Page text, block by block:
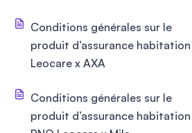
Conditions générales sur le
produit d’assurance habitation
Leocare x AXA
Conditions générales sur le
produit d’assurance habitation